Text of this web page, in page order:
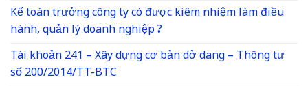
Kế toán trưởng công ty có được kiêm nhiệm làm điều
hành, quản lý doanh nghiệp ?
Tài khoản 241 – Xây dựng cơ bản dở dang – Thông tư
số 200/2014/TT-BTC